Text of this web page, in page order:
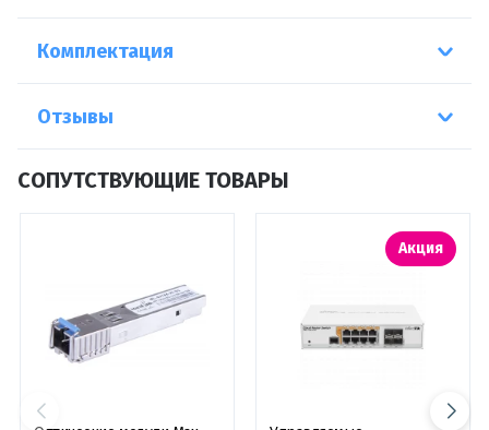
Комплектация
Отзывы
СОПУТСТВУЮЩИЕ ТОВАРЫ
Акция